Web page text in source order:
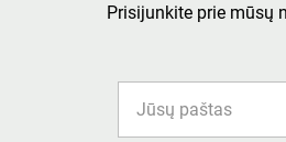
Prisijunkite prie mūsų